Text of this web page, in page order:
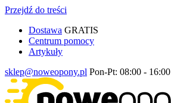
Przejdź do treści
Dostawa GRATIS
Centrum pomocy
Artykuły
sklep@noweopony.pl Pon-Pt: 08:00 - 16:00